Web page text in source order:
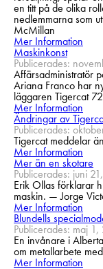
en titt på de olika
nedlemmarna som
McMillan
Mer Information
Maskinkonst
Publicerades:
Affärsadministratör
Ariana Franco har
läggaren Tigercat
Mer Information
Ändringar av
Publicerades:
Tigercat meddelar
Mer Information
Mer än en skotare
Publicerades: juni
Erik Ollas förklarar
maskin. — Jorge
Mer Information
Blundells
Publicerades: maj
En invånare i
om metallarbete
Mer Information